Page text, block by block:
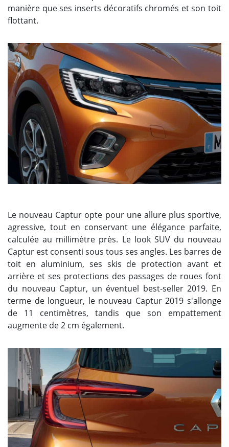
manière que ses inserts décoratifs chromés et son toit
flottant.
Le nouveau Captur opte pour une allure plus sportive,
agressive, tout en conservant une élégance parfaite,
calculée au millimètre près. Le look SUV du nouveau
Captur est consenti sous tous ses angles. Les barres de
toit en aluminium, ses skis de protection avant et
arrière et ses protections des passages de roues font
du nouveau Captur, un éventuel best-seller 2019. En
terme de longueur, le nouveau Captur 2019 s'allonge
de 11 centimètres, tandis que son empattement
augmente de 2 cm également.